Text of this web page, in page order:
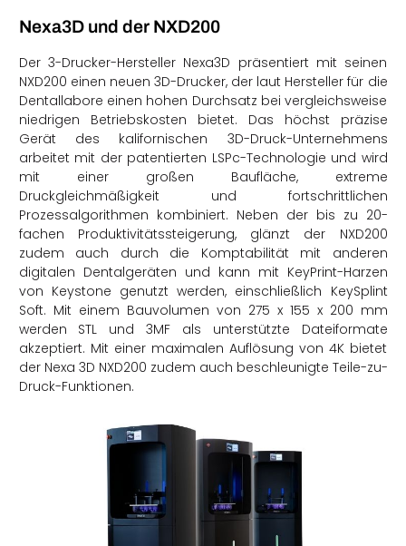
Nexa3D und der NXD200
Der 3-Drucker-Hersteller Nexa3D präsentiert mit seinen
NXD200 einen neuen 3D-Drucker, der laut Hersteller für die
Dentallabore einen hohen Durchsatz bei vergleichsweise
niedrigen Betriebskosten bietet. Das höchst präzise
Gerät des kalifornischen 3D-Druck-Unternehmens
arbeitet mit der patentierten LSPc-Technologie und wird
mit einer großen Baufläche, extreme
Druckgleichmäßigkeit und fortschrittlichen
Prozessalgorithmen kombiniert. Neben der bis zu 20-
fachen Produktivitätssteigerung, glänzt der NXD200
zudem auch durch die Komptabilität mit anderen
digitalen Dentalgeräten und kann mit KeyPrint-Harzen
von Keystone genutzt werden, einschließlich KeySplint
Soft. Mit einem Bauvolumen von 275 x 155 x 200 mm
werden STL und 3MF als unterstützte Dateiformate
akzeptiert. Mit einer maximalen Auflösung von 4K bietet
der Nexa 3D NXD200 zudem auch beschleunigte Teile-zu-
Druck-Funktionen.